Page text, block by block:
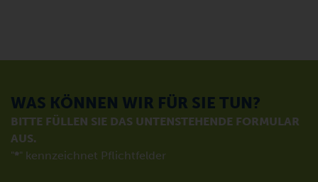
WAS KÖNNEN WIR FÜR SIE TUN?
BITTE FÜLLEN SIE DAS UNTENSTEHENDE FORMULAR
AUS.
"*" kennzeichnet Pflichtfelder